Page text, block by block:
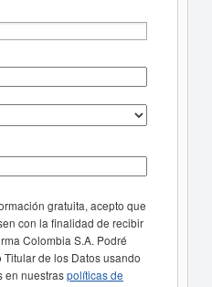
gratuita, acepto que
con la finalidad de recibir
Colombia S.A. Podré
de los Datos usando
en nuestraspolíticas de